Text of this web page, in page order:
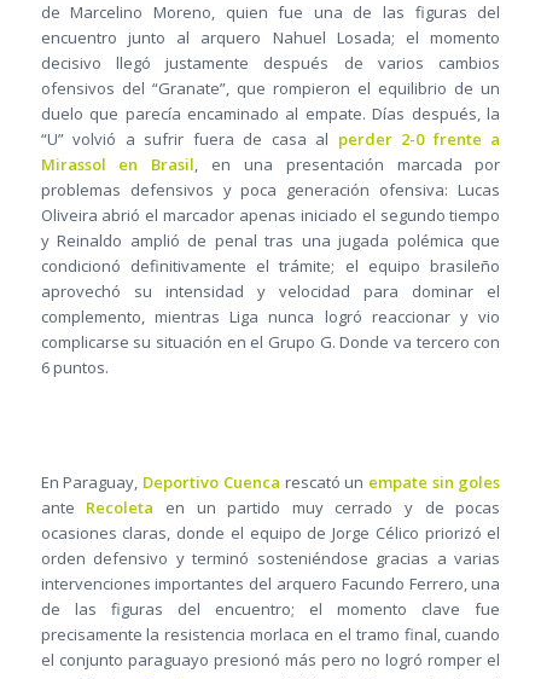
de Marcelino Moreno, quien fue una de las figuras del
encuentro junto al arquero Nahuel Losada; el momento
decisivo llegó justamente después de varios cambios
ofensivos del “Granate”, que rompieron el equilibrio de un
duelo que parecía encaminado al empate. Días después, la
“U” volvió a sufrir fuera de casa al perder 2-0 frente a
Mirassol en Brasil, en una presentación marcada por
problemas defensivos y poca generación ofensiva: Lucas
Oliveira abrió el marcador apenas iniciado el segundo tiempo
y Reinaldo amplió de penal tras una jugada polémica que
condicionó definitivamente el trámite; el equipo brasileño
aprovechó su intensidad y velocidad para dominar el
complemento, mientras Liga nunca logró reaccionar y vio
complicarse su situación en el Grupo G. Donde va tercero con
6 puntos.
En Paraguay, Deportivo Cuenca rescató un empate sin goles
ante Recoleta en un partido muy cerrado y de pocas
ocasiones claras, donde el equipo de Jorge Célico priorizó el
orden defensivo y terminó sosteniéndose gracias a varias
intervenciones importantes del arquero Facundo Ferrero, una
de las figuras del encuentro; el momento clave fue
precisamente la resistencia morlaca en el tramo final, cuando
el conjunto paraguayo presionó más pero no logró romper el